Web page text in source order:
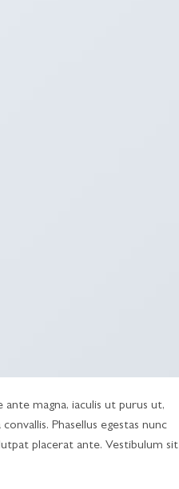
magna, iaculis ut purus ut,
Phasellus egestas nunc
placerat ante. Vestibulum sit